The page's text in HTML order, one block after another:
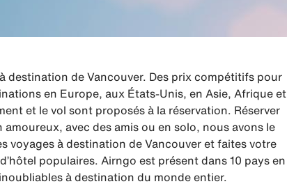
destination de Vancouver. Des prix compétitifs pour
en Europe, aux États-Unis, en Asie, Afrique et
et le vol sont proposés à la réservation. Réserver
avec des amis ou en solo, nous avons le
voyages à destination de Vancouver et faites votre
populaires. Airngo est présent dans 10 pays en
à destination du monde entier.